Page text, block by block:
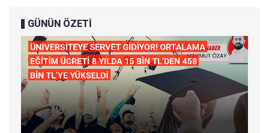
GÜNÜN ÖZETİ